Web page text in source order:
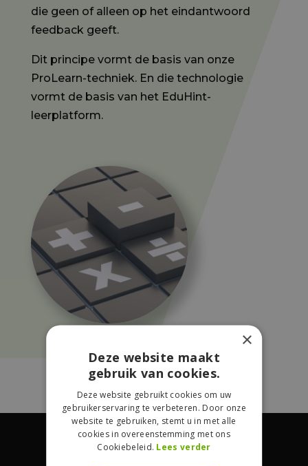
die geen of alleen op het eindantwoord
feedback geeft.
Dit principe vormt de basis van onze
ProLearn-techniek. En die technologie
vormt de basis van het EduHint-
leerplatform.
×
Deze website maakt
gebruik van cookies.
Deze website gebruikt cookies om uw
gebruikerservaring te verbeteren. Door onze
website te gebruiken, stemt u in met alle
cookies in overeenstemming met ons
Cookiebeleid. Lees verder